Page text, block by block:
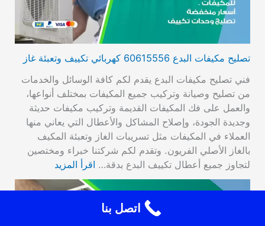
تصليح مكيفات البدع 60615556 كهربائي تكييف وتعبئة غاز
فني تصليح مكيفات البدع يقدم لكم كافة الوسائل والخدمات
من تصليح وصيانة وتركيب جميع المكيفات بمختلف أنواعها،
والعمل على فك المكيفات القديمة وتركيب مكيفات حديثة
وجديدة الجودة، وإصلاح المشاكل والأعطال التي يعاني منها
العملاء في المكيفات مثل تسريبات الغاز وتعبئة المكيف
بالغاز الأصلي الفريون. وتقدم لكم شركتنا خبراء ومختصين
لتجاوز جميع أعطال تكييف البدع بدقة… اقرأ المزيد
اتصل بنا